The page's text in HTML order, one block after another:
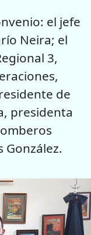
el jefe
Neira; el
3,
de
presidenta